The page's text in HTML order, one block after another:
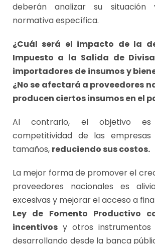
deberán analizar su
normativa específica.
¿Cuál será el impacto de la
Impuesto a la Salida de
importadores de insumos y
¿No se afectará a proveedores
producen ciertos insumos en el
Al contrario, el objetivo
competitividad de las
tamaños, reduciendo sus costos.
La mejor forma de promover el
proveedores nacionales es
excesivas y mejorar el acceso a
Ley de Fomento Productivo
incentivos y otros
desarrollando desde la banca